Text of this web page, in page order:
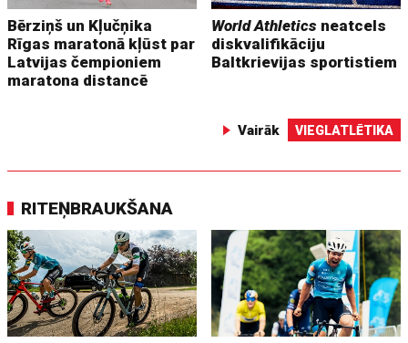
Bērziņš un Kļučņika
Rīgas maratonā kļūst par
Latvijas čempioniem
maratona distancē
World Athletics neatcels
diskvalifikāciju
Baltkrievijas sportistiem
Vairāk VIEGLATLĒTIKA
RITEŅBRAUKŠANA